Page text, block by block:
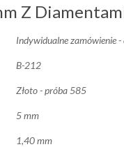
Z
Indywidualne zamówienie
B-212
Złoto - próba 585
5 mm
1,40 mm